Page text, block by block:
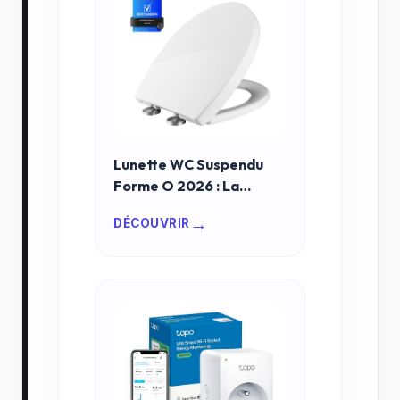
Lunette WC Suspendu
Forme O 2026 : La
Séjour de Luxe
DÉCOUVRIR →